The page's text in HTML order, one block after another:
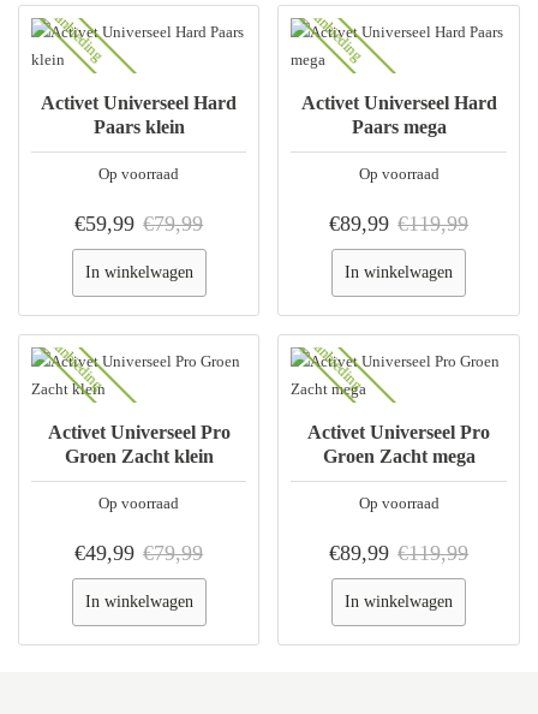
Aanbieding
Op voorraad
Activet Universeel Hard
Paars klein
€59,99 €79,99
In winkelwagen
Aanbieding
Op voorraad
Activet Universeel Hard
Paars mega
€89,99 €119,99
In winkelwagen
Aanbieding
Op voorraad
Activet Universeel Pro
Groen Zacht klein
€49,99 €79,99
In winkelwagen
Aanbieding
Op voorraad
Activet Universeel Pro
Groen Zacht mega
€89,99 €119,99
In winkelwagen